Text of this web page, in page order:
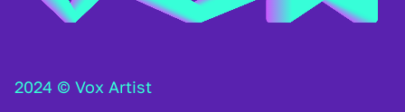
2024 © Vox Artist